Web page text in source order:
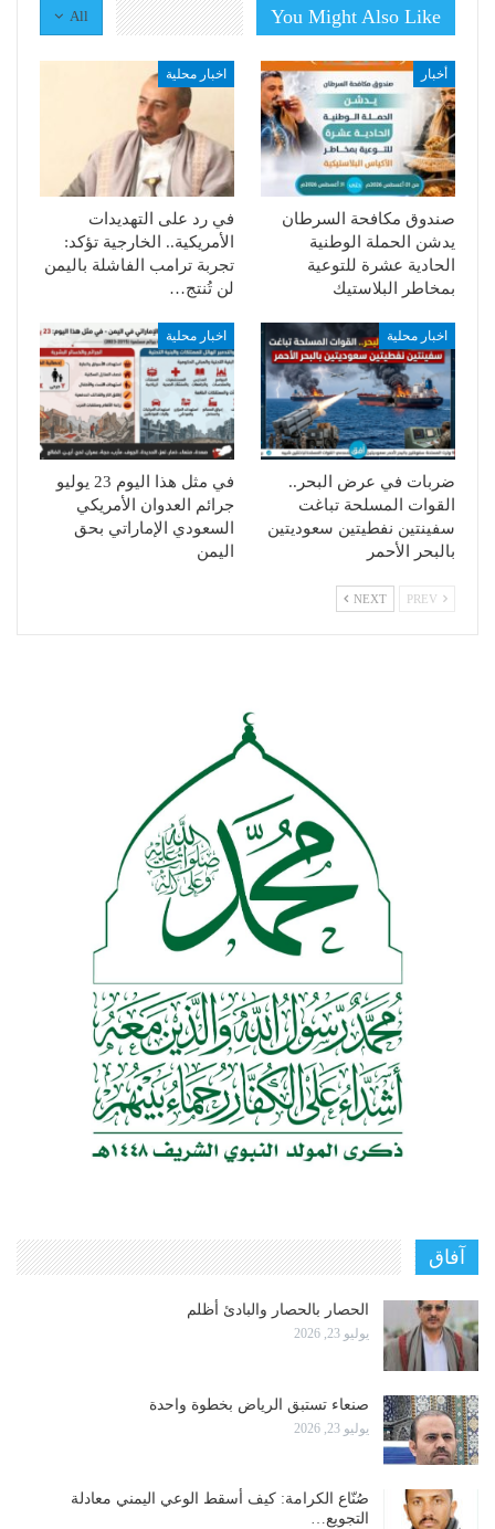
All You Might Also Like
أخبار
صندوق مكافحة السرطان
يدشن الحملة الوطنية
الحادية عشرة للتوعية
بمخاطر البلاستيك
اخبار محلية
في رد على التهديدات
الأمريكية.. الخارجية تؤكد:
تجربة ترامب الفاشلة باليمن
لن تُنتج…
اخبار محلية
ضربات في عرض البحر..
القوات المسلحة تباغت
سفينتين نفطيتين سعوديتين
بالبحر الأحمر
اخبار محلية
في مثل هذا اليوم 23 يوليو
جرائم العدوان الأمريكي
السعودي الإماراتي بحق
اليمن
NEXT
آفاق
الحصار بالحصار والبادئ أظلم
يوليو 23, 2026
صنعاء تستبق الرياض بخطوة واحدة
يوليو 23, 2026
صُنّاع الكرامة: كيف أسقط الوعي اليمني معادلة
التجويع…